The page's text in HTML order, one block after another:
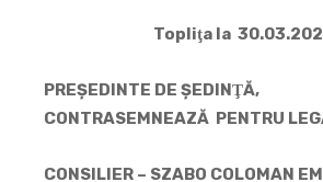
Topliţa la
PREŞEDINTE DE
CONTRASEMNEAZĂ PENTRU
CONSILIER – SZABO COLOMAN